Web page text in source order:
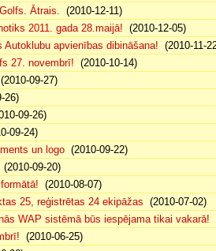
Ātrais. (2010-12-11)
2011. gada 28.maijā! (2010-12-05)
apvienības dibināšana! (2010-11-
27. novembrī! (2010-10-14)
(2010-09-27)
26)
09-26)
09-24)
un logo (2010-09-22)
(2010-09-20)
(2010-08-07)
25, reģistrētas 24 ekipāžas (2010-07-02)
WAP sistēmā būs iespējama tikai vakarā!
(2010-06-25)